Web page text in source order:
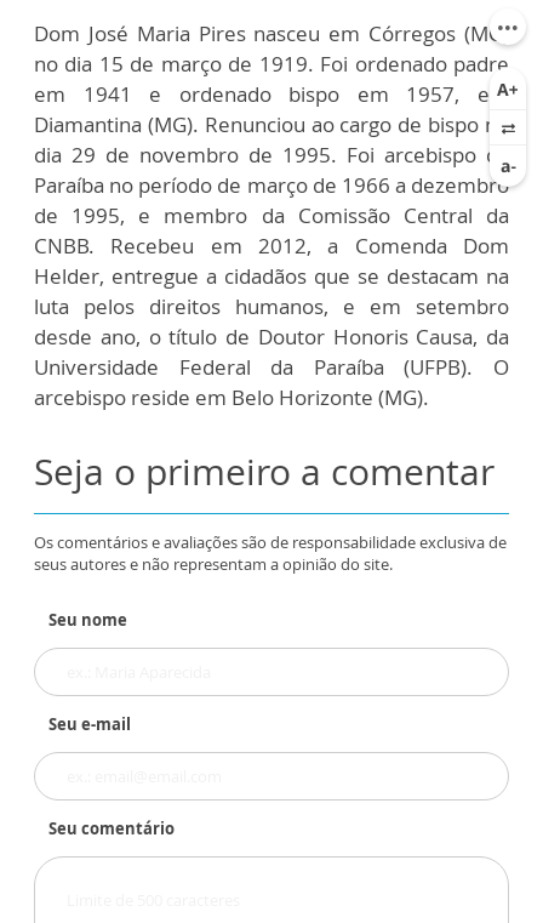
Dom José Maria Pires nasceu em Córregos (MG)
no dia 15 de março de 1919. Foi ordenado padre
em 1941 e ordenado bispo em 1957, em
Diamantina (MG). Renunciou ao cargo de bispo no
dia 29 de novembro de 1995. Foi arcebispo da
Paraíba no período de março de 1966 a dezembro
de 1995, e membro da Comissão Central da
CNBB. Recebeu em 2012, a Comenda Dom
Helder, entregue a cidadãos que se destacam na
luta pelos direitos humanos, e em setembro
desde ano, o título de Doutor Honoris Causa, da
Universidade Federal da Paraíba (UFPB). O
arcebispo reside em Belo Horizonte (MG).
Seja o primeiro a comentar
Os comentários e avaliações são de responsabilidade exclusiva de
seus autores e não representam a opinião do site.
Seu nome
Seu e-mail
Seu comentário